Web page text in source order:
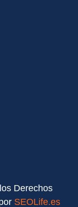
Derechos
SEOLife.es